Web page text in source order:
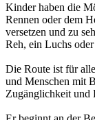
Kinder haben die
Rennen oder dem
versetzen und zu
Reh, ein Luchs
Die Route ist für
und Menschen mit
Zugänglichkeit und